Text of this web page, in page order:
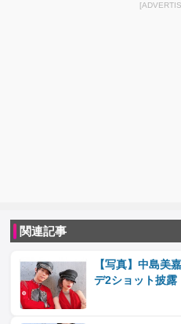
関連記事
【写真】中島美
デ2ショット披露